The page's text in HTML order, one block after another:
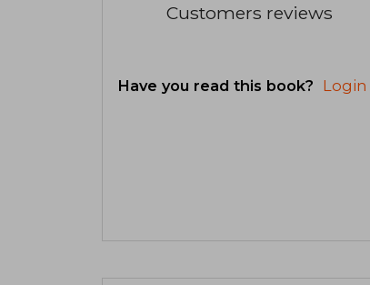
Customers reviews
Have you read this book? Login